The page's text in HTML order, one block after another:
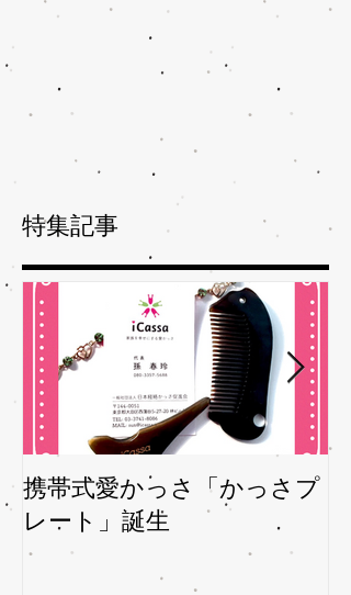
特集記事
携帯式愛かっさ「かっさプ
レート」誕生